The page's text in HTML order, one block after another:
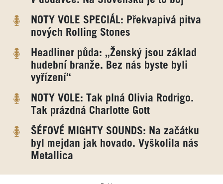
NOTY VOLE SPECIÁL: Překvapivá pitva
nových Rolling Stones
Headliner půda: „Ženský jsou základ
hudební branže. Bez nás byste byli
vyřízení“
NOTY VOLE: Tak plná Olivia Rodrigo.
Tak prázdná Charlotte Gott
ŠÉFOVÉ MIGHTY SOUNDS: Na začátku
byl mejdan jak hovado. Vyškolila nás
Metallica